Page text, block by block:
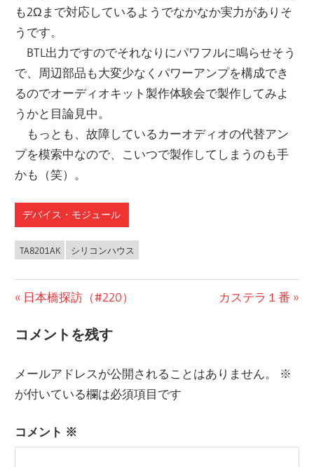
も2Ωまで対応しているようでなかなか実力がありそ
うです。
BTL出力ですのでそれなりにパワフルに鳴らせそう
で、周辺部品も大変少なくパワーアンプを構成でき
るのでオーディオキット製作体験会で製作してみよ
うかと目論見中。
もっとも、故障しているカーオディオの代替アン
プを模索中なので、こいつで製作してしまうのも手
かも（笑）。
デバイス・モジュール
TA8201AK シリコンハウス
稿
ナ
ビ
ゲ
ー
前
投
日本橋探訪（#220）
次
カステラ１番
コメントを残す
メールアドレスが公開されることはありません。
※
が付いている欄は必須項目です
コメント ※